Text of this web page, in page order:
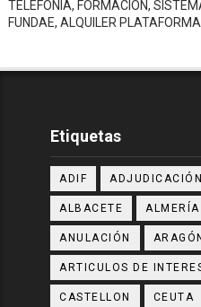
TELEFONÍA, FORMACIÓN,
FUNDAE, ALQUILER PLATAFORMA
Etiquetas
ADIF ADJUDICACIÓN
ALBACETE ALMERÍA
ANULACIÓN
ARTICULOS DE
CASTELLON CEUTA